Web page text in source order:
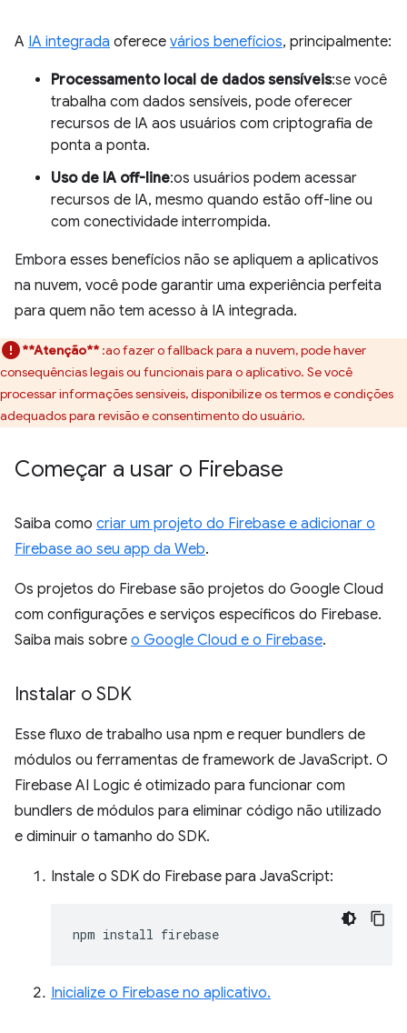
A IA integrada oferece vários benefícios, principalmente:
Processamento local de dados sensíveis:se você
trabalha com dados sensíveis, pode oferecer
recursos de IA aos usuários com criptografia de
ponta a ponta.
Uso de IA off-line:os usuários podem acessar
recursos de IA, mesmo quando estão off-line ou
com conectividade interrompida.
Embora esses benefícios não se apliquem a aplicativos
na nuvem, você pode garantir uma experiência perfeita
para quem não tem acesso à IA integrada.
**Atenção** :ao fazer o fallback para a nuvem, pode haver
consequências legais ou funcionais para o aplicativo. Se você
processar informações sensíveis, disponibilize os termos e condições
adequados para revisão e consentimento do usuário.
Começar a usar o Firebase
Saiba como criar um projeto do Firebase e adicionar o
Firebase ao seu app da Web.
Os projetos do Firebase são projetos do Google Cloud
com configurações e serviços específicos do Firebase.
Saiba mais sobre o Google Cloud e o Firebase.
Instalar o SDK
Esse fluxo de trabalho usa npm e requer bundlers de
módulos ou ferramentas de framework de JavaScript. O
Firebase AI Logic é otimizado para funcionar com
bundlers de módulos para eliminar código não utilizado
e diminuir o tamanho do SDK.
Instale o SDK do Firebase para JavaScript:
npm install
Inicialize o Firebase no aplicativo.